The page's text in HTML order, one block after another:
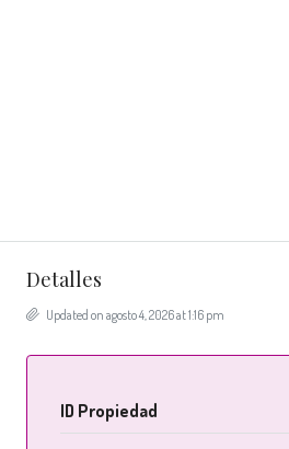
Detalles
Updated on agosto 4, 2026 at 1:16 pm
ID Propiedad